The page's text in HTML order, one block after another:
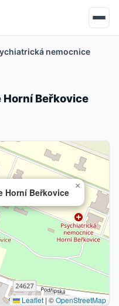
nemocnice
Beřkovice
Horní Beřkovice
×
Leaflet | ©OpenStreetMap